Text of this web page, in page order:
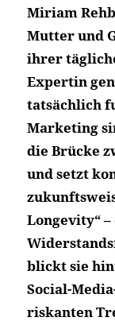
Miriam
Mutter und
ihrer
Expertin
tatsächlich
Marketing
die Brücke
und setzt
Longevity“
blickt sie
Social-
riskanten